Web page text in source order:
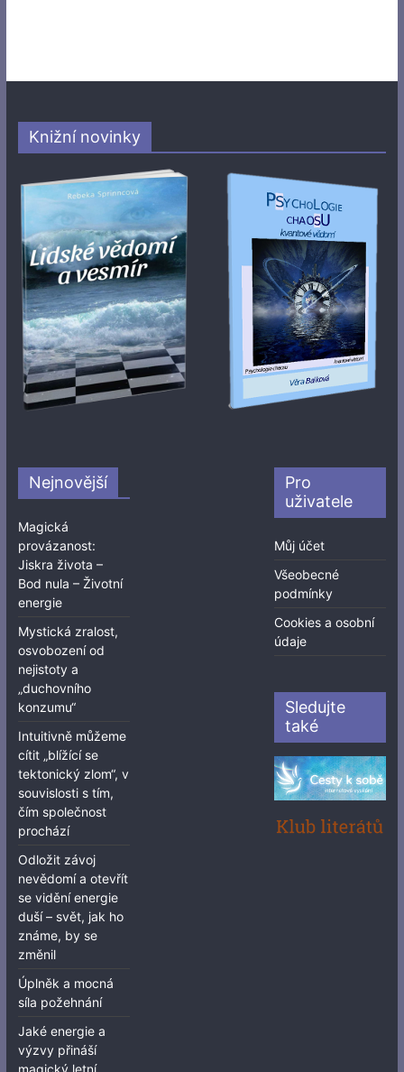
Knižní novinky
Nejnovější
Magická
provázanost:
Jiskra života –
Bod nula – Životní
energie
Mystická zralost,
osvobození od
nejistoty a
„duchovního
konzumu“
Intuitivně můžeme
cítit „blížící se
tektonický zlom“, v
souvislosti s tím,
čím společnost
prochází
Odložit závoj
nevědomí a otevřít
se vidění energie
duší – svět, jak ho
známe, by se
změnil
Úplněk a mocná
síla požehnání
Jaké energie a
výzvy přináší
Pro
uživatele
Můj účet
Všeobecné
podmínky
Cookies a osobní
údaje
Sledujte
také